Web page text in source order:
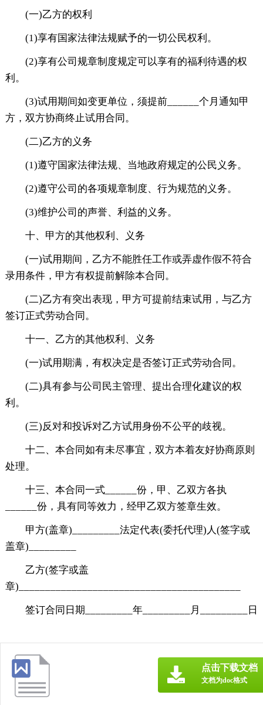
(一)乙方的权利
(1)享有国家法律法规赋予的一切公民权利。
(2)享有公司规章制度规定可以享有的福利待遇的权
利。
(3)试用期间如变更单位，须提前______个月通知甲
方，双方协商终止试用合同。
(二)乙方的义务
(1)遵守国家法律法规、当地政府规定的公民义务。
(2)遵守公司的各项规章制度、行为规范的义务。
(3)维护公司的声誉、利益的义务。
十、甲方的其他权利、义务
(一)试用期间，乙方不能胜任工作或弄虚作假不符合
录用条件，甲方有权提前解除本合同。
(二)乙方有突出表现，甲方可提前结束试用，与乙方
签订正式劳动合同。
十一、乙方的其他权利、义务
(一)试用期满，有权决定是否签订正式劳动合同。
(二)具有参与公司民主管理、提出合理化建议的权
利。
(三)反对和投诉对乙方试用身份不公平的歧视。
十二、本合同如有未尽事宜，双方本着友好协商原则
处理。
十三、本合同一式______份，甲、乙双方各执
______份，具有同等效力，经甲乙双方签章生效。
甲方(盖章)_________法定代表(委托代理)人(签字或
盖章)_________
乙方(签字或盖
章)__________________________________________
签订合同日期_________年_________月_________日
点击下载文档
文档为doc格式